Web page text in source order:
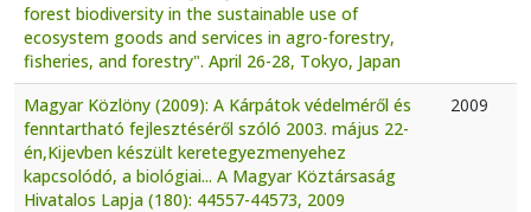
forest biodiversity in the sustainable use of
ecosystem goods and services in agro-forestry,
fisheries, and forestry". April 26-28, Tokyo, Japan
Magyar Közlöny (2009): A Kárpátok védelméről és
fenntartható fejlesztéséről szóló 2003. május 22-
én,Kijevben készült keretegyezmenyehez
kapcsolódó, a biológiai... A Magyar Köztársaság
Hivatalos Lapja (180): 44557-44573, 2009
2009